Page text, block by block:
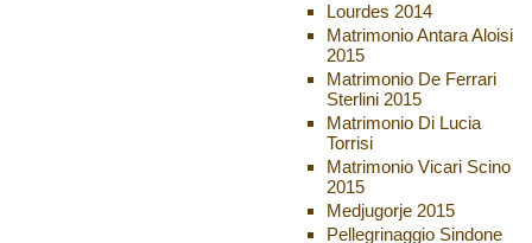
Lourdes 2014
Matrimonio Antara Aloisi
2015
Matrimonio De Ferrari
Sterlini 2015
Matrimonio Di Lucia
Torrisi
Matrimonio Vicari Scino
2015
Medjugorje 2015
Pellegrinaggio Sindone